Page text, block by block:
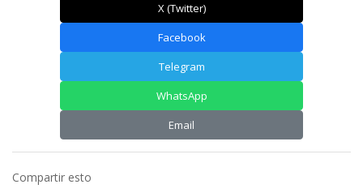
X (Twitter)
Facebook
Telegram
WhatsApp
Email
Compartir esto